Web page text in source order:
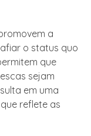
a
o status quo
que
sejam
em uma
reflete as